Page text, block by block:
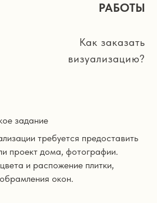
РАБОТЫ
Как заказать
визуализацию?
задание
требуется предоставить
проект дома, фотографии.
и распожение плитки,
окон.